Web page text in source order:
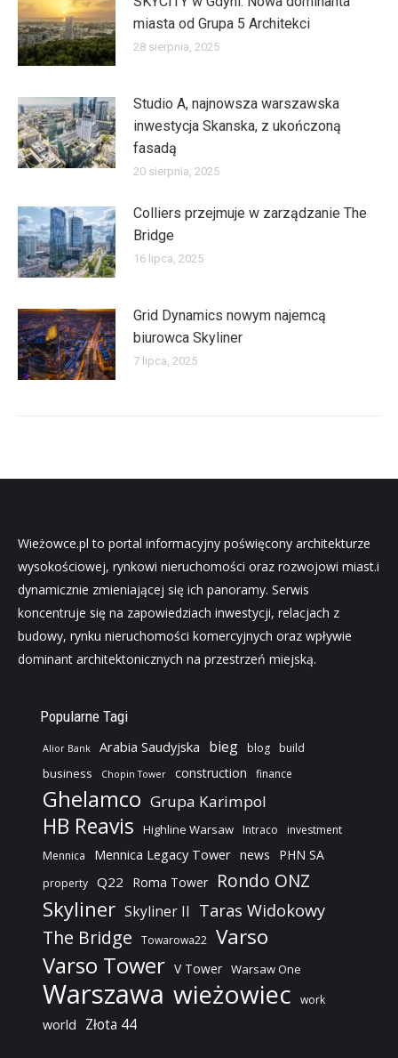
miasta od Grupa 5 Architekci
28 sierpnia, 2025
Studio A, najnowsza warszawska
inwestycja Skanska, z ukończoną
fasadą
20 sierpnia, 2025
Colliers przejmuje w zarządzanie The
Bridge
16 lipca, 2025
Grid Dynamics nowym najemcą
biurowca Skyliner
7 lipca, 2025
Wieżowce.pl to portal informacyjny poświęcony architekturze
wysokościowej, rynkowi nieruchomości oraz rozwojowi miast.i
dynamicznie zmieniającej się ich panoramy. Serwis
koncentruje się na zapowiedziach inwestycji, relacjach z
budowy, rynku nieruchomości komercyjnych oraz wpływie
dominant architektonicznych na przestrzeń miejską.
Popularne Tagi
Alior Bank Arabia Saudyjska bieg blog build
business Chopin Tower construction finance
Ghelamco Grupa Karimpol
HB Reavis Highline Warsaw Intraco
investment
Mennica
Mennica Legacy Tower news PHN SA
property Q22 Roma Tower Rondo ONZ
Skyliner Skyliner II Taras Widokowy
The Bridge Towarowa22 Varso
Varso Tower V Tower Warsaw One
Warszawa wieżowiec work
world Złota 44